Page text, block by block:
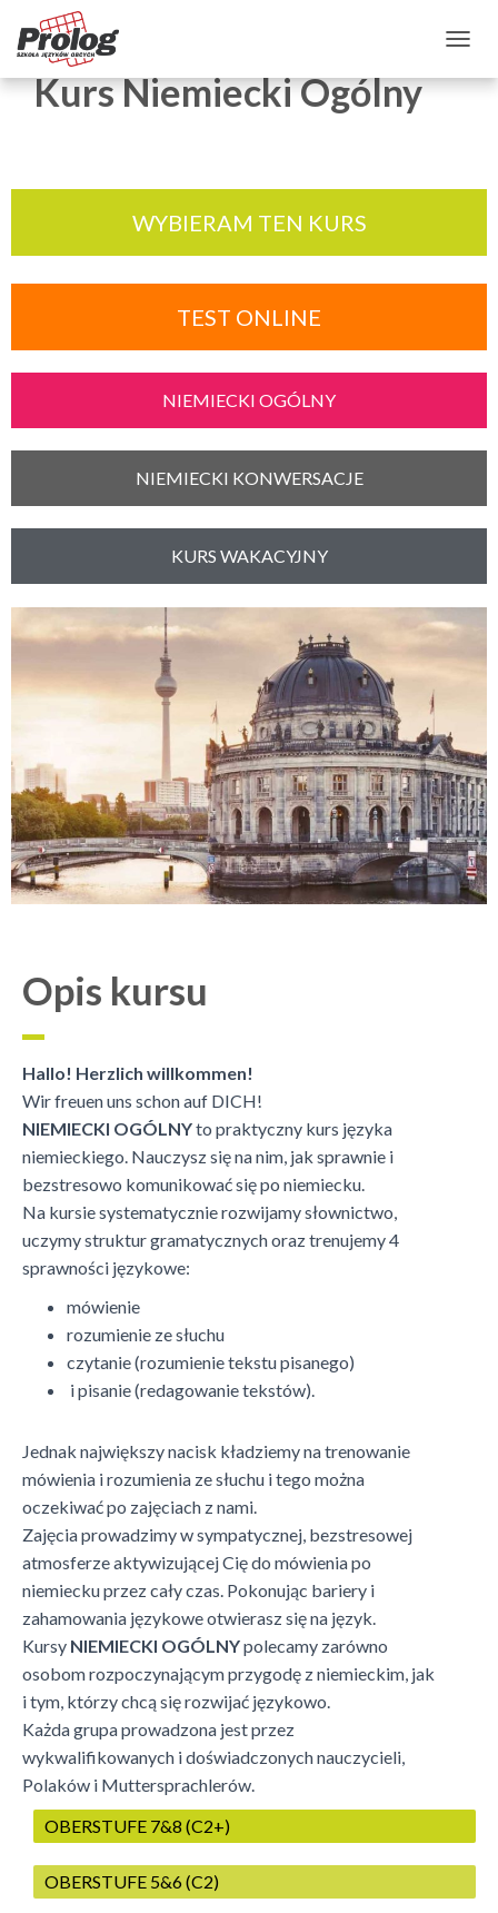
TOGGLE NAVIGATION
Kurs Niemiecki Ogólny
WYBIERAM TEN KURS
TEST ONLINE
NIEMIECKI OGÓLNY
NIEMIECKI KONWERSACJE
KURS WAKACYJNY
Opis kursu
Hallo! Herzlich willkommen!
Wir freuen uns schon auf DICH!
NIEMIECKI OGÓLNYto praktyczny kurs języka
niemieckiego. Nauczysz się na nim, jak sprawnie i
bezstresowo komunikować się po niemiecku.
Na kursie systematycznie rozwijamy słownictwo,
uczymy struktur gramatycznych oraz trenujemy 4
sprawności językowe:
mówienie
rozumienie ze słuchu
czytanie (rozumienie tekstu pisanego)
i pisanie (redagowanie tekstów).
Jednak największy nacisk kładziemy na trenowanie
mówienia i rozumienia ze słuchu i tego można
oczekiwać po zajęciach z nami.
Zajęcia prowadzimy w sympatycznej, bezstresowej
atmosferze aktywizującej Cię do mówienia po
niemiecku przez cały czas. Pokonując bariery i
zahamowania językowe otwierasz się na język.
Kursy NIEMIECKI OGÓLNYpolecamy zarówno
osobom rozpoczynającym przygodę z niemieckim, jak
i tym, którzy chcą się rozwijać językowo.
Każda grupa prowadzona jest przez
wykwalifikowanych i doświadczonych nauczycieli,
Polaków i Muttersprachlerów.
OBERSTUFE 7&8 (C2+)
OBERSTUFE 5&6 (C2)